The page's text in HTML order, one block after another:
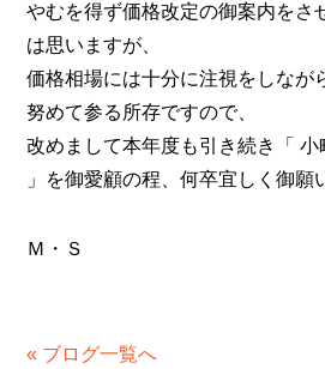
やむを得ず価格改定の御案内をさ
は思いますが、
価格相場には十分に注視をしなが
努めて参る所存ですので、
改めまして本年度も引き続き「
」を御愛顧の程、何卒宜しく御願
Ｍ・Ｓ
« ブログ一覧へ